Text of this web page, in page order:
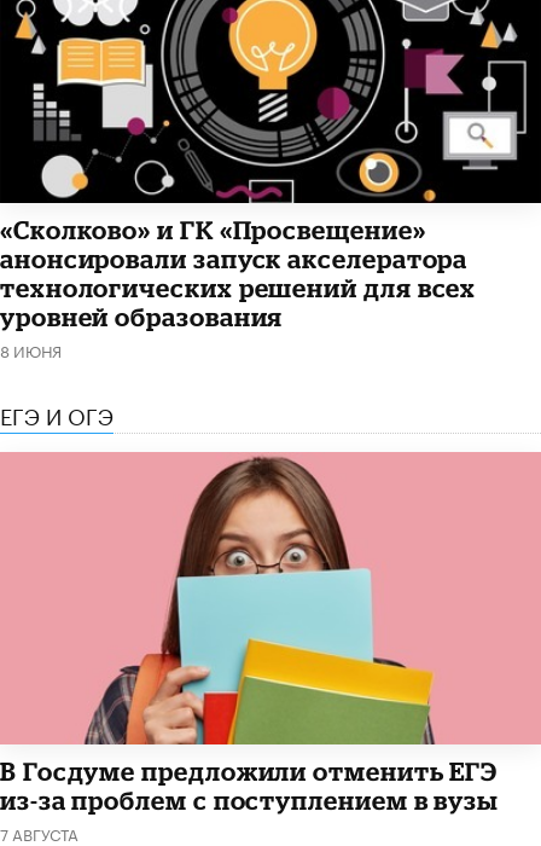
«Сколково» и ГК «Просвещение»
анонсировали запуск акселератора
технологических решений для всех
уровней образования
8 ИЮНЯ
ЕГЭ И ОГЭ
В Госдуме предложили отменить ЕГЭ
из-за проблем с поступлением в вузы
7 АВГУСТА